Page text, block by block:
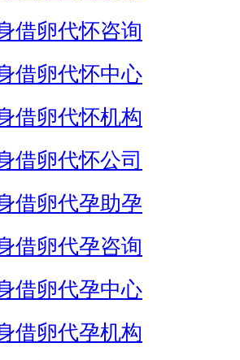
借卵代怀咨询
借卵代怀中心
借卵代怀机构
借卵代怀公司
借卵代孕助孕
借卵代孕咨询
借卵代孕中心
借卵代孕机构